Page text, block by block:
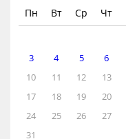
Пн Вт Ср Чт
3
4 5 6
10
11 12 13
17
18 19 20
24
25 26 27
31